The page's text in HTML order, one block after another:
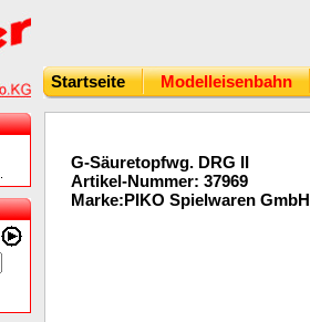
Startseite Modelleisenbahn
G-Säuretopfwg. DRG II
Artikel-Nummer: 37969
Marke:PIKO Spielwaren GmbH